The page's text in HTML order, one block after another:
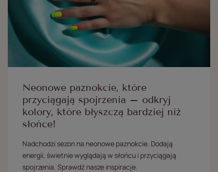
Neonowe paznokcie, które
przyciągają spojrzenia – odkryj
kolory, które błyszczą bardziej niż
słońce!
Nadchodzi sezon na neonowe paznokcie. Dodają
energii, świetnie wyglądają w słońcu i przyciągają
spojrzenia. Sprawdź nasze inspiracje.